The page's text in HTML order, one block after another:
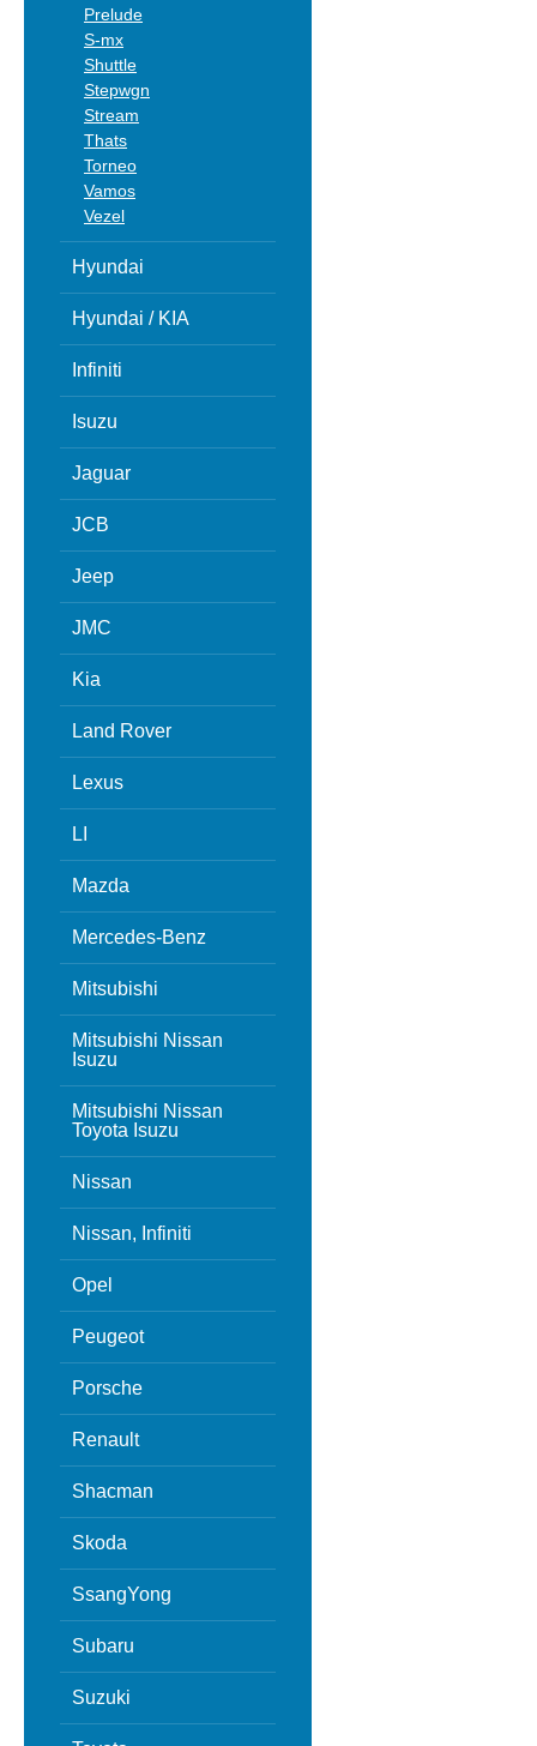
Prelude
S-mx
Shuttle
Stepwgn
Stream
Thats
Torneo
Vamos
Vezel
Hyundai
Hyundai / KIA
Infiniti
Isuzu
Jaguar
JCB
Jeep
JMC
Kia
Land Rover
Lexus
LI
Mazda
Mercedes-Benz
Mitsubishi
Mitsubishi Nissan
Isuzu
Mitsubishi Nissan
Toyota Isuzu
Nissan
Nissan, Infiniti
Opel
Peugeot
Porsche
Renault
Shacman
Skoda
SsangYong
Subaru
Suzuki